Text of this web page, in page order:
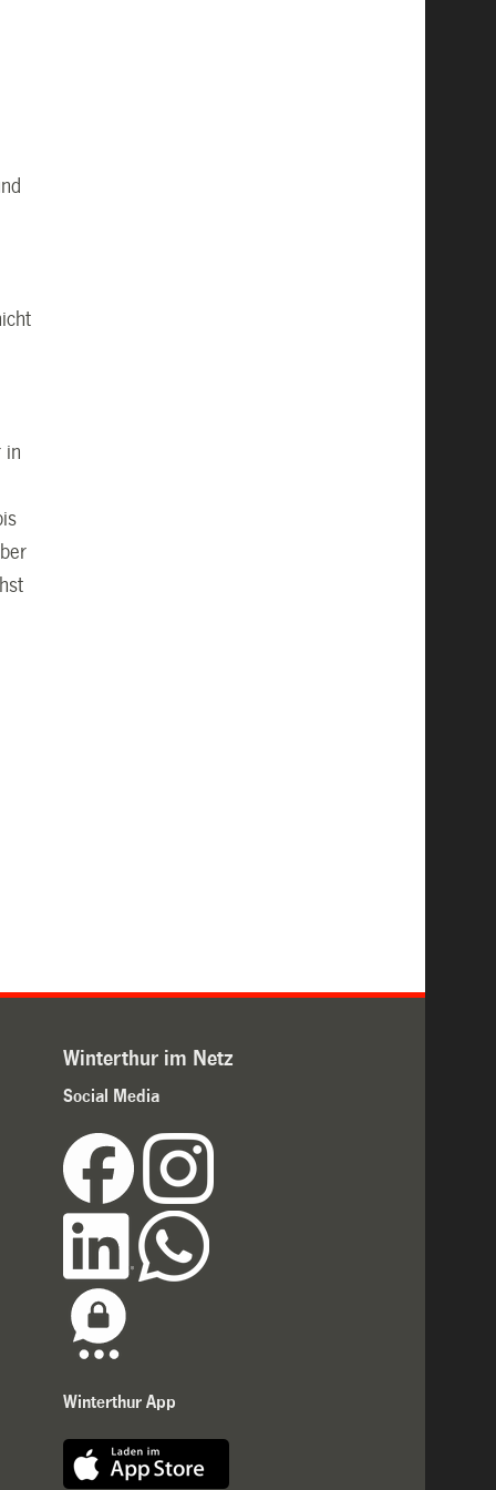
in
Winterthur im Netz
Social Media
Winterthur App